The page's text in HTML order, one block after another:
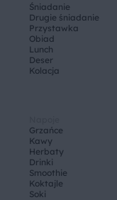
Śniadanie
Drugie śniadanie
Przystawka
Obiad
Lunch
Deser
Kolacja
Grzańce
Kawy
Herbaty
Drinki
Smoothie
Koktajle
Soki